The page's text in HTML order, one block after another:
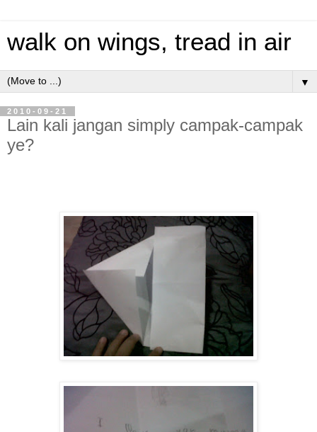
walk on wings, tread in air
▼
2010-09-21
Lain kali jangan simply campak-campak
ye?